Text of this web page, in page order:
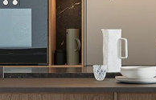
Contact